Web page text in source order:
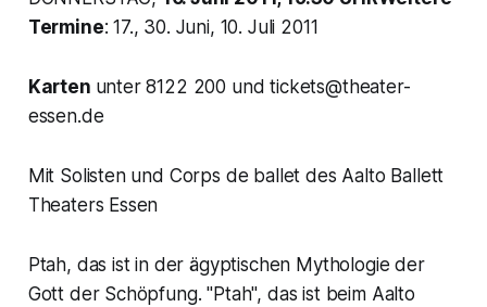
Termine: 17., 30. Juni, 10. Juli 2011
Karten unter 8122 200 und tickets@theater-
essen.de
Mit Solisten und Corps de ballet des Aalto Ballett
Theaters Essen
Ptah, das ist in der ägyptischen Mythologie der
Gott der Schöpfung. "Ptah", das ist beim Aalto